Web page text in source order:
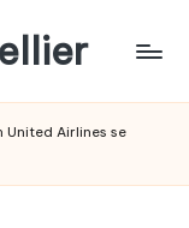
United Airlines se